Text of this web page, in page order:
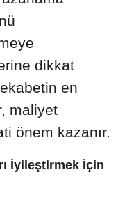
dikkat
en
maliyet
önem kazanır.
İyileştirmek İçin